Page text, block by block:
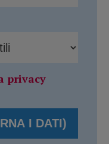
privacy